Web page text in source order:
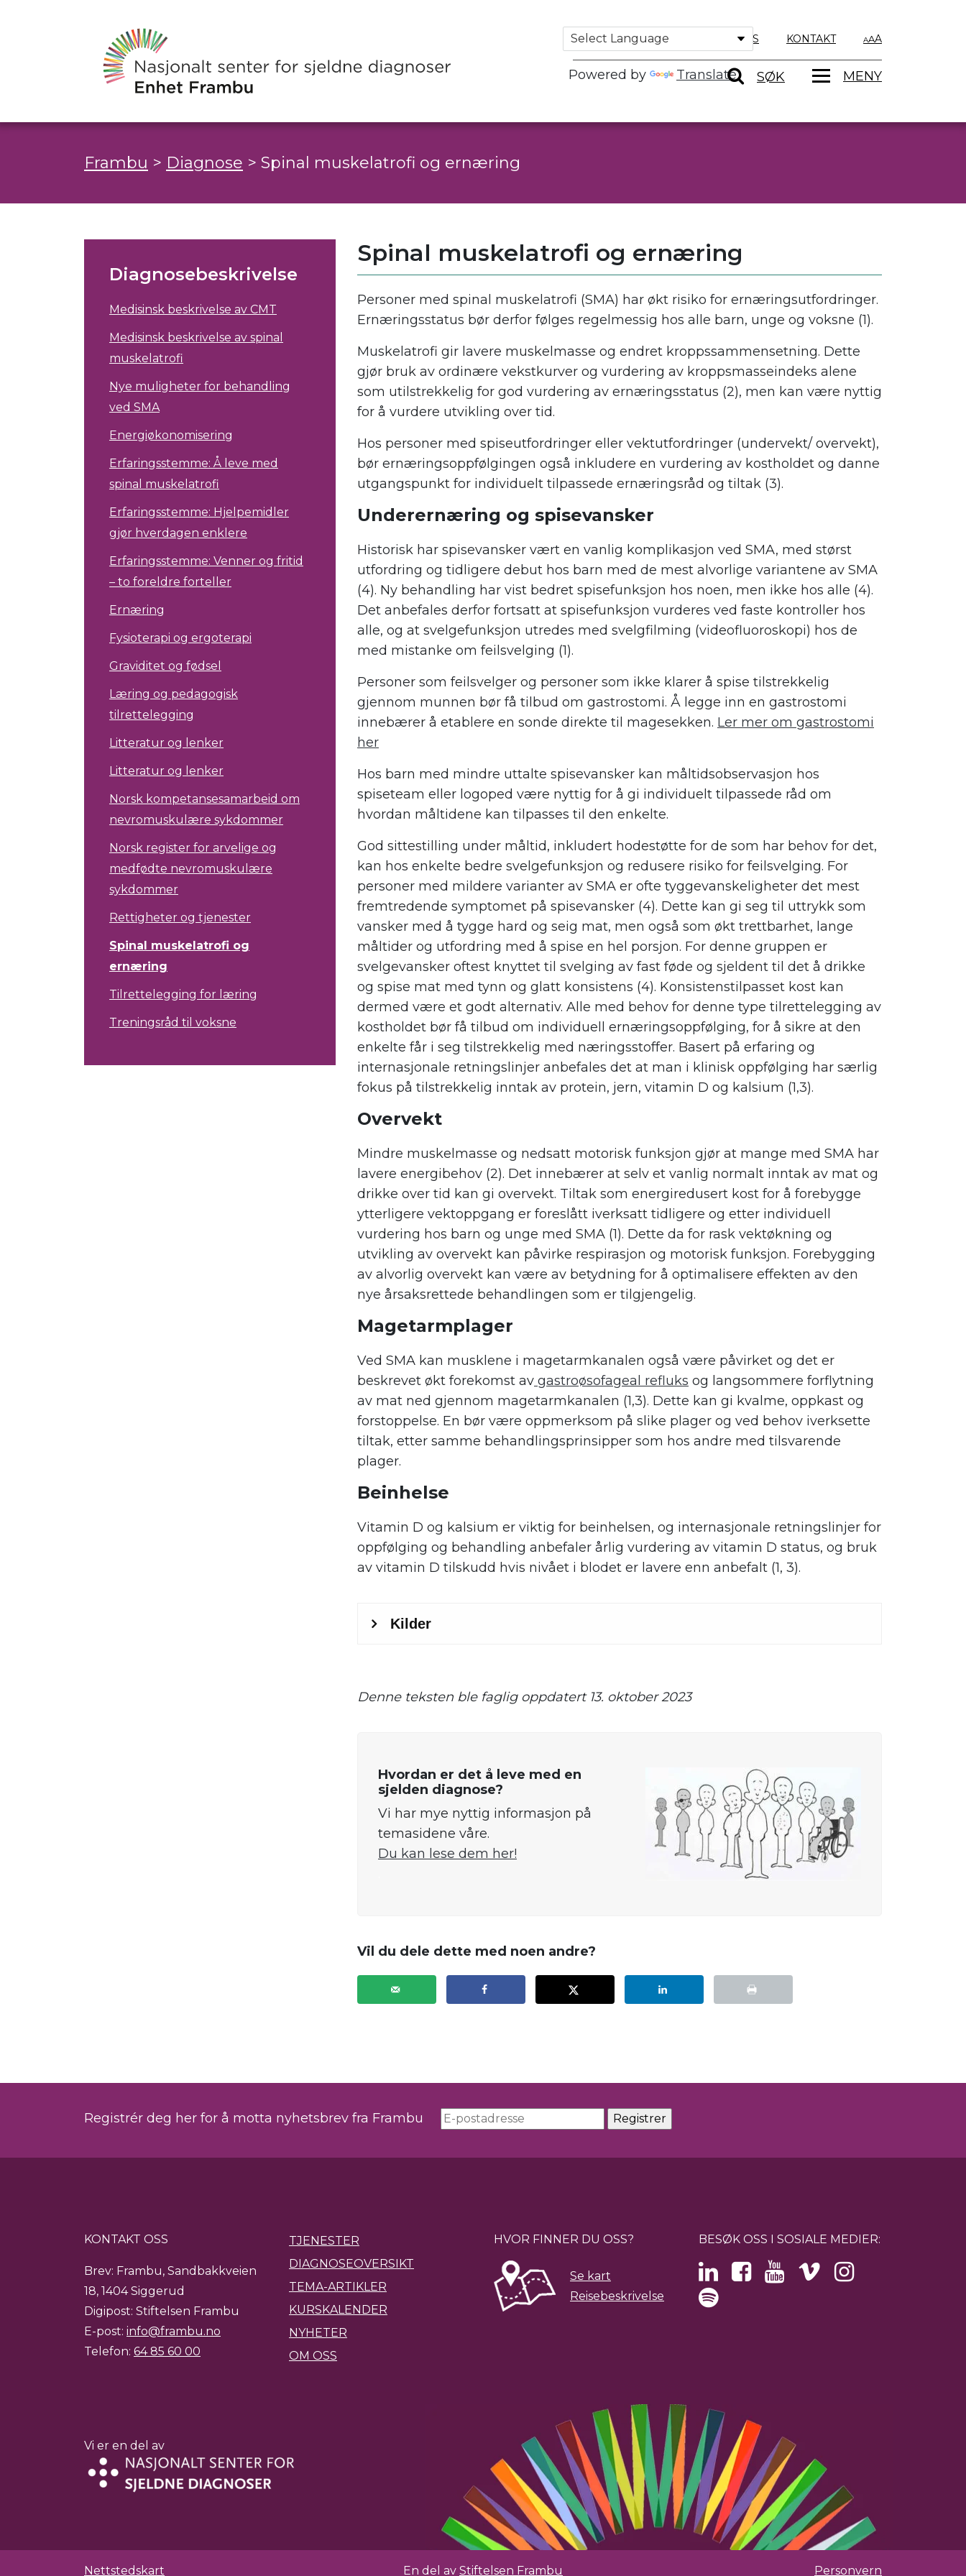
Powered by Translate
OM OSS KONTAKT A
SØK MENY
Frambu > Diagnose > Spinal muskelatrofi og ernæring
Diagnosebeskrivelse
Medisinsk beskrivelse av CMT
Medisinsk beskrivelse av spinal
muskelatrofi
Nye muligheter for behandling
ved SMA
Energiøkonomisering
Erfaringsstemme: Å leve med
spinal muskelatrofi
Erfaringsstemme: Hjelpemidler
gjør hverdagen enklere
Erfaringsstemme: Venner og fritid
– to foreldre forteller
Ernæring
Fysioterapi og ergoterapi
Graviditet og fødsel
Læring og pedagogisk
tilrettelegging
Litteratur og lenker
Litteratur og lenker
Norsk kompetansesamarbeid om
nevromuskulære sykdommer
Norsk register for arvelige og
medfødte nevromuskulære
sykdommer
Rettigheter og tjenester
Spinal muskelatrofi og
ernæring
Tilrettelegging for læring
Treningsråd til voksne
Spinal muskelatrofi og ernæring
Personer med spinal muskelatrofi (SMA) har økt risiko for ernæringsutfordringer.
Ernæringsstatus bør derfor følges regelmessig hos alle barn, unge og voksne (1).
Muskelatrofi gir lavere muskelmasse og endret kroppssammensetning. Dette
gjør bruk av ordinære vekstkurver og vurdering av kroppsmasseindeks alene
som utilstrekkelig for god vurdering av ernæringsstatus (2), men kan være nyttig
for å vurdere utvikling over tid.
Hos personer med spiseutfordringer eller vektutfordringer (undervekt/ overvekt),
bør ernæringsoppfølgingen også inkludere en vurdering av kostholdet og danne
utgangspunkt for individuelt tilpassede ernæringsråd og tiltak (3).
Underernæring og spisevansker
Historisk har spisevansker vært en vanlig komplikasjon ved SMA, med størst
utfordring og tidligere debut hos barn med de mest alvorlige variantene av SMA
(4). Ny behandling har vist bedret spisefunksjon hos noen, men ikke hos alle (4).
Det anbefales derfor fortsatt at spisefunksjon vurderes ved faste kontroller hos
alle, og at svelgefunksjon utredes med svelgfilming (videofluoroskopi) hos de
med mistanke om feilsvelging (1).
Personer som feilsvelger og personer som ikke klarer å spise tilstrekkelig
gjennom munnen bør få tilbud om gastrostomi. Å legge inn en gastrostomi
innebærer å etablere en sonde direkte til magesekken. Ler mer om gastrostomi
her
Hos barn med mindre uttalte spisevansker kan måltidsobservasjon hos
spiseteam eller logoped være nyttig for å gi individuelt tilpassede råd om
hvordan måltidene kan tilpasses til den enkelte.
God sittestilling under måltid, inkludert hodestøtte for de som har behov for det,
kan hos enkelte bedre svelgefunksjon og redusere risiko for feilsvelging. For
personer med mildere varianter av SMA er ofte tyggevanskeligheter det mest
fremtredende symptomet på spisevansker (4). Dette kan gi seg til uttrykk som
vansker med å tygge hard og seig mat, men også som økt trettbarhet, lange
måltider og utfordring med å spise en hel porsjon. For denne gruppen er
svelgevansker oftest knyttet til svelging av fast føde og sjeldent til det å drikke
og spise mat med tynn og glatt konsistens (4). Konsistenstilpasset kost kan
dermed være et godt alternativ. Alle med behov for denne type tilrettelegging av
kostholdet bør få tilbud om individuell ernæringsoppfølging, for å sikre at den
enkelte får i seg tilstrekkelig med næringsstoffer. Basert på erfaring og
internasjonale retningslinjer anbefales det at man i klinisk oppfølging har særlig
fokus på tilstrekkelig inntak av protein, jern, vitamin D og kalsium (1,3).
Overvekt
Mindre muskelmasse og nedsatt motorisk funksjon gjør at mange med SMA har
lavere energibehov (2). Det innebærer at selv et vanlig normalt inntak av mat og
drikke over tid kan gi overvekt. Tiltak som energiredusert kost for å forebygge
ytterligere vektoppgang er foreslått iverksatt tidligere og etter individuell
vurdering hos barn og unge med SMA (1). Dette da for rask vektøkning og
utvikling av overvekt kan påvirke respirasjon og motorisk funksjon. Forebygging
av alvorlig overvekt kan være av betydning for å optimalisere effekten av den
nye årsaksrettede behandlingen som er tilgjengelig.
Magetarmplager
Ved SMA kan musklene i magetarmkanalen også være påvirket og det er
beskrevet økt forekomst av gastroøsofageal refluks og langsommere forflytning
av mat ned gjennom magetarmkanalen (1,3). Dette kan gi kvalme, oppkast og
forstoppelse. En bør være oppmerksom på slike plager og ved behov iverksette
tiltak, etter samme behandlingsprinsipper som hos andre med tilsvarende
plager.
Beinhelse
Vitamin D og kalsium er viktig for beinhelsen, og internasjonale retningslinjer for
oppfølging og behandling anbefaler årlig vurdering av vitamin D status, og bruk
av vitamin D tilskudd hvis nivået i blodet er lavere enn anbefalt (1, 3).
Denne teksten ble faglig oppdatert 13. oktober 2023
Hvordan er det å leve med en
sjelden diagnose?
Vi har mye nyttig informasjon på
temasidene våre.
Du kan lese dem her!
Vil du dele dette med noen andre?
Registrér deg her for å motta nyhetsbrev fra Frambu
KONTAKT OSS
Brev: Frambu, Sandbakkveien
18, 1404 Siggerud
Digipost: Stiftelsen Frambu
E-post: info@frambu.no
Telefon: 64 85 60 00
TJENESTER
DIAGNOSEOVERSIKT
TEMA-ARTIKLER
KURSKALENDER
NYHETER
OM OSS
HVOR FINNER DU OSS?
Se kart
Reisebeskrivelse
BESØK OSS I SOSIALE MEDIER:
Vi er en del av
Nettstedskart En del av Stiftelsen Frambu Personvern